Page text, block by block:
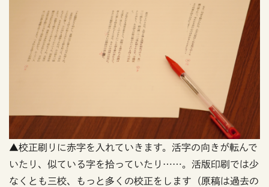
▲校正刷りに赤字を入れていきます。活字の向きが転んで
いたり、似ている字を拾っていたり……。活版印刷では少
なくとも三校、もっと多くの校正をします（原稿は過去の